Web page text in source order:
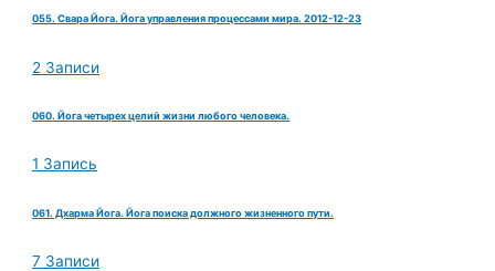
055. Свара Йога. Йога управления процессами мира. 2012-12-23
2 Записи
060. Йога четырех целий жизни любого человека.
1 Запись
061. Дхарма Йога. Йога поиска должного жизненного пути.
7 Записи